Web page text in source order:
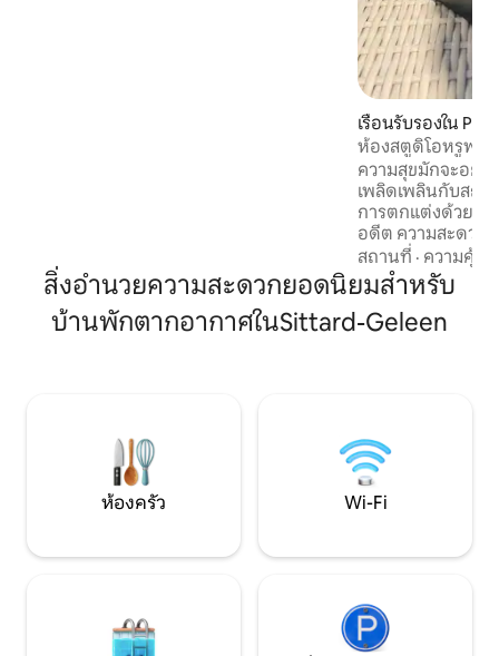
เรือนรับรองใน
ห้องสตูดิโอหรูพรู
สะดวกของโรงแร
หรือไม่
ความสุขมักจะอยู่ใ
เพลิดเพลินกับสถ
การตกแต่งด้วยรส
อดีต ความสะดวก
ในรายละเอียดแล
ทำให้ B&B ’t
ตัว ที่พักพร้อมอาหารเช้าของเราประกอบ
ด้วยสตูดิโอขนาด
สถานที่ · ความคุ้ม
สิ่งอำนวยความสะดวกยอดนิยมสำหรับ
บ้านพักตากอากาศในSittard-Geleen
ห้องครัว Wi-Fi